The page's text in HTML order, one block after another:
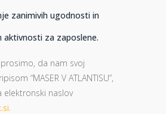
zanimivih ugodnosti in
aktivnosti za zaposlene.
da nam svoj
“MASER V ATLANTISU”,
elektronski naslov